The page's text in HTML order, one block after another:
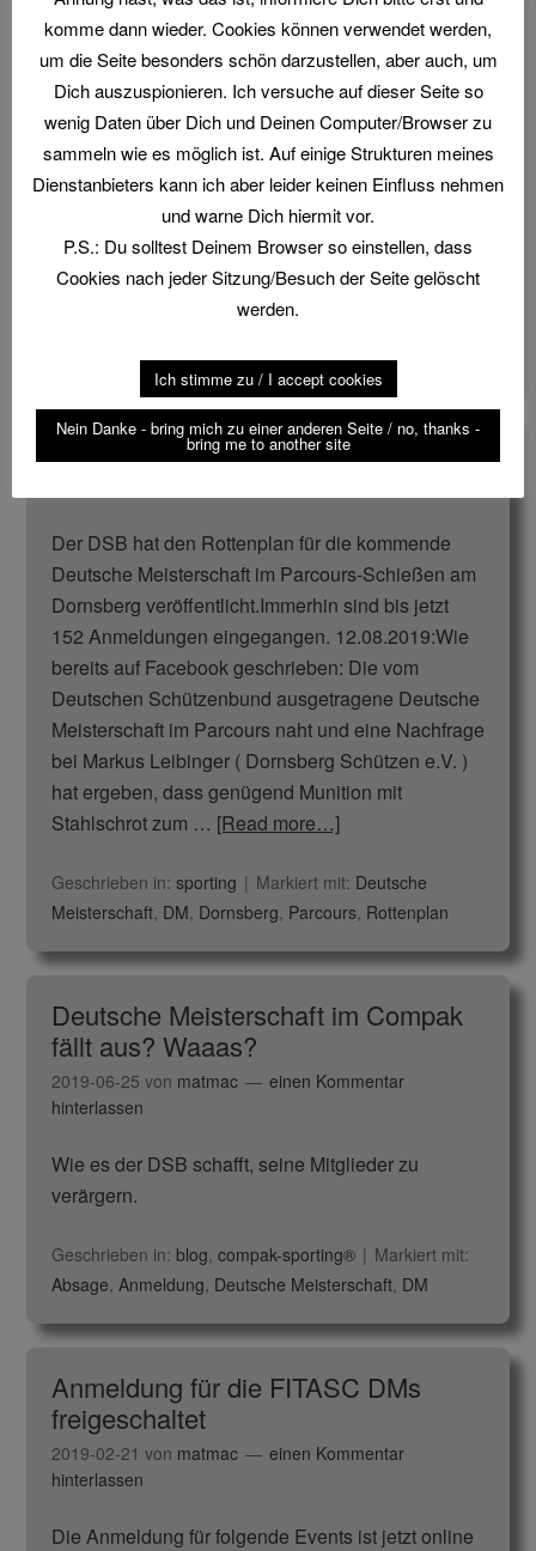
Ergebnisse der Deutschen
Meisterschaft im Parcours 2019
2019-08-19 vonmatmac
einen Kommentar
Es ist schon spät (2:09 Uhr) deshalb hier nur kurz
die Ergebnislisten im Foto. Einen ausführlichen
Bericht gibt es in Kürze.
Geschrieben in:sporting Markiert mit:2019,Deutsche
Dornsberg,Ergebnis
Rottenplan für die DM
Der DSB hat den Rottenplan für die kommende
Deutsche Meisterschaft im Parcours-Schießen am
Dornsberg veröffentlicht.Immerhin sind bis jetzt
152 Anmeldungen eingegangen. 12.08.2019:Wie
bereits auf Facebook geschrieben: Die vom
Deutschen Schützenbund ausgetragene Deutsche
Meisterschaft im Parcours naht und eine Nachfrage
bei Markus Leibinger ( Dornsberg Schützen e.V. )
hat ergeben, dass genügend Munition mit
Stahlschrot zum … [Read more…]
Geschrieben in: sporting Markiert mit: Deutsche
Meisterschaft, DM Dornsberg Parcours, Rottenplan
Deutsche Meisterschaft im Compak
fällt aus? Waaas?
2019-06-25 von matmac
einen Kommentar
hinterlassen
Wie es der DSB schafft, seine Mitglieder zu
verärgern.
Geschrieben in: blog compak-sporting®
Markiert mit:
Absage Anmeldung Deutsche Meisterschaft, DM
Anmeldung für die FITASC DMs
freigeschaltet
2019-02-21 von matmac
einen Kommentar
hinterlassen
Die Anmeldung für folgende Events ist jetzt online
komme dann wieder. Cookies können verwendet werden,
um die Seite besonders schön darzustellen, aber auch, um
Dich auszuspionieren. Ich versuche auf dieser Seite so
wenig Daten über Dich und Deinen Computer/Browser zu
sammeln wie es möglich ist. Auf einige Strukturen meines
Dienstanbieters kann ich aber leider keinen Einfluss nehmen
und warne Dich hiermit vor.
P.S.: Du solltest Deinem Browser so einstellen, dass
Cookies nach jeder Sitzung/Besuch der Seite gelöscht
werden.
Ich stimme zu / I accept cookies
Nein Danke - bring mich zu einer anderen Seite / no, thanks -
bring me to another site